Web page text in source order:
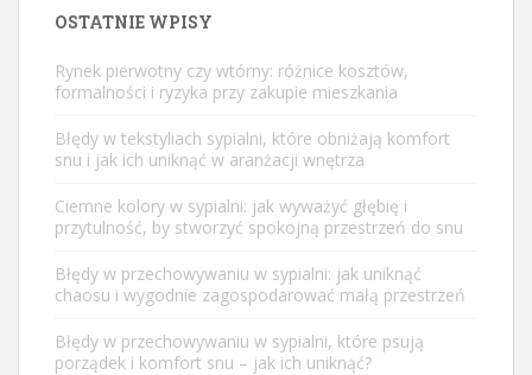
OSTATNIE WPISY
Rynek pierwotny czy wtórny: różnice kosztów,
formalności i ryzyka przy zakupie mieszkania
Błędy w tekstyliach sypialni, które obniżają komfort
snu i jak ich uniknąć w aranżacji wnętrza
Ciemne kolory w sypialni: jak wyważyć głębię i
przytulność, by stworzyć spokojną przestrzeń do snu
Błędy w przechowywaniu w sypialni: jak uniknąć
chaosu i wygodnie zagospodarować małą przestrzeń
Błędy w przechowywaniu w sypialni, które psują
porządek i komfort snu – jak ich uniknąć?